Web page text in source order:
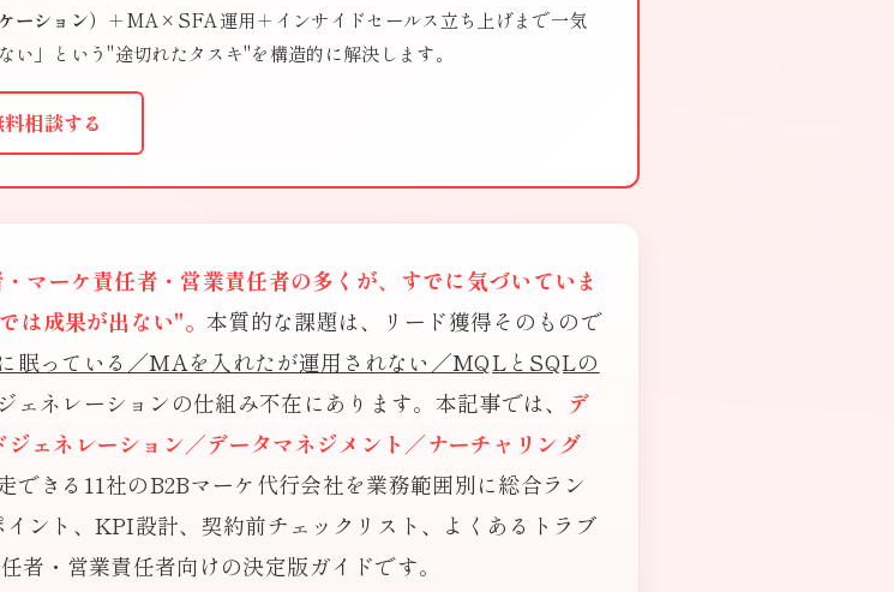
ション） ＋MA×SFA運用＋インサイドセールス立ち上げまで一気
」という"途切れたタスキ"を構造的に解決します。
相談する
マーケ責任者・営業責任者の多くが、すでに気づいていま
成果が出ない"。 本質的な課題は、リード獲得そのもので
眠っている／MAを入れたが運用されない／MQLとSQLの
ェネレーションの仕組み不在にあります。本記事では、
デ
ェネレーション／データマネジメント／ナーチャリング
できる11社のB2Bマーケ代行会社を業務範囲別に総合ラン
ント、KPI設計、契約前チェックリスト、よくあるトラブ
・営業責任者向けの決定版ガイドです。